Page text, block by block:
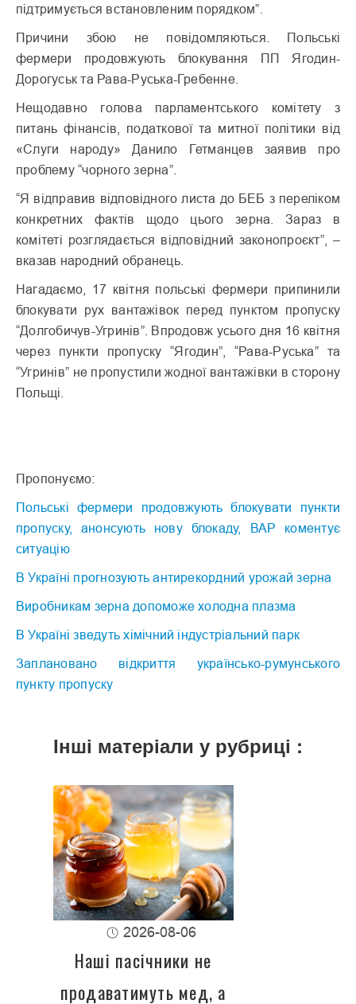
підтримується встановленим порядком”.
Причини збою не повідомляються. Польські
фермери продовжують блокування ПП Ягодин-
Дорогуськ та Рава-Руська-Гребенне.
Нещодавно голова парламентського комітету з
питань фінансів, податкової та митної політики від
«Слуги народу» Данило Гетманцев заявив про
проблему “чорного зерна”.
“Я відправив відповідного листа до БЕБ з переліком
конкретних фактів щодо цього зерна. Зараз в
комітеті розглядається відповідний законопроєкт”, –
вказав народний обранець.
Нагадаємо, 17 квітня польські фермери припинили
блокувати рух вантажівок перед пунктом пропуску
“Долгобичув-Угринів”. Впродовж усього дня 16 квітня
через пункти пропуску “Ягодин”, “Рава-Руська” та
“Угринів” не пропустили жодної вантажівки в сторону
Польщі.
Пропонуємо:
Польські фермери продовжують блокувати пункти
пропуску, анонсують нову блокаду, ВАР коментує
ситуацію
В Україні прогнозують антирекордний урожай зерна
Виробникам зерна допоможе холодна плазма
В Україні зведуть хімічний індустріальний парк
Заплановано відкриття українсько-румунського
пункту пропуску
Інші матеріали у рубриці :
2026-08-06
Наші пасічники не
продаватимуть мед, а